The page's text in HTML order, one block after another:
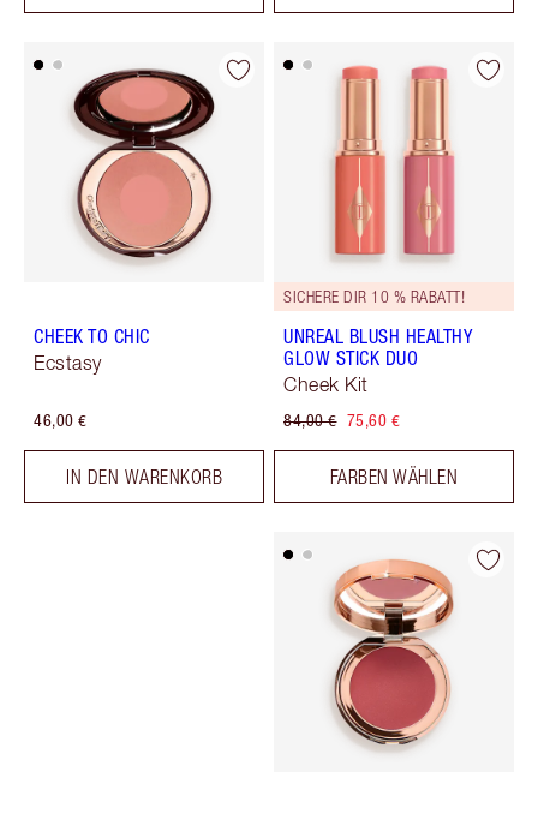
CHEEK TO CHIC
Ecstasy
46,00 €
IN DEN WARENKORB
SICHERE DIR 10 % RABATT!
UNREAL BLUSH HEALTHY
GLOW STICK DUO
Cheek Kit
84,00 € 75,60 €
FARBEN WÄHLEN